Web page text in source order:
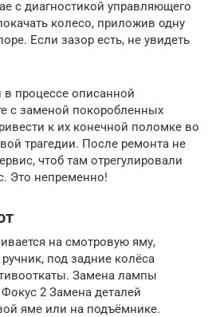
с диагностикой управляющего
колесо, приложив одну
Если зазор есть, не увидеть
процессе описанной
с заменой покоробленных
к их конечной поломке во
трагедии. После ремонта не
чтоб там отрегулировали
Это непременно!
на смотровую яму,
ручник, под задние колёса
Замена лампы
2 Замена деталей
яме или на подъёмнике.